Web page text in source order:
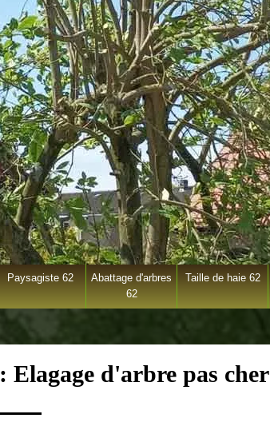
Paysagiste 62
Abattage d'arbres
62
Taille de haie 62
Elagage d'arbre pas cher